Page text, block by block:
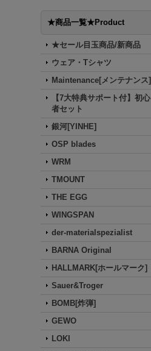
★商品一覧★Product
★セール目玉商品/新商品
ウェア・Tシャツ
Maintenance[メンテナンス]
【7大特典サポート付】初心
者セット
銀河[YINHE]
OSP blades
WRM
TMOUNT
THE EGG
WINGSPAN
der-materialspezialist
BARNA Original
HALLMARK[ホールマーク]
Sauer&Troger
BOMB[炸弾]
GEWO
LOKI